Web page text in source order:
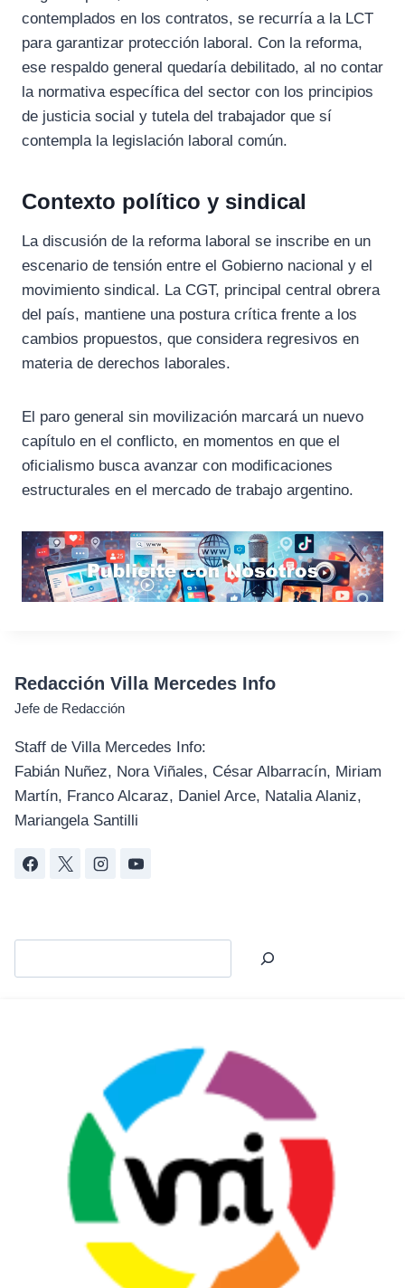
contemplados en los contratos, se recurría a la LCT
para garantizar protección laboral. Con la reforma,
ese respaldo general quedaría debilitado, al no contar
la normativa específica del sector con los principios
de justicia social y tutela del trabajador que sí
contempla la legislación laboral común.
Contexto político y sindical
La discusión de la reforma laboral se inscribe en un
escenario de tensión entre el Gobierno nacional y el
movimiento sindical. La CGT, principal central obrera
del país, mantiene una postura crítica frente a los
cambios propuestos, que considera regresivos en
materia de derechos laborales.
El paro general sin movilización marcará un nuevo
capítulo en el conflicto, en momentos en que el
oficialismo busca avanzar con modificaciones
estructurales en el mercado de trabajo argentino.
Redacción Villa Mercedes Info
Jefe de Redacción
Staff de Villa Mercedes Info:
Fabián Nuñez, Nora Viñales, César Albarracín, Miriam
Martín, Franco Alcaraz, Daniel Arce, Natalia Alaniz,
Mariangela Santilli